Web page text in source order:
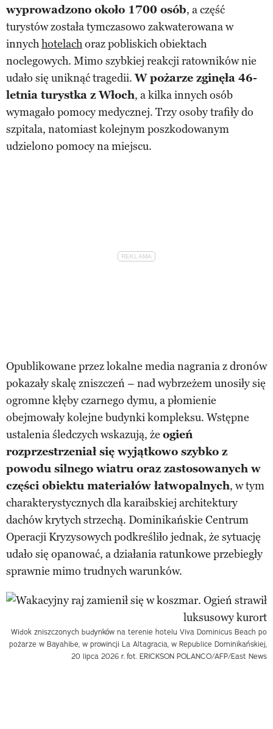
wyprowadzono około 1700 osób, a część
turystów została tymczasowo zakwaterowana w
innychhotelachoraz pobliskich obiektach
noclegowych. Mimo szybkiej reakcji ratowników nie
udało się uniknąć tragedii.W pożarze zginęła 46-
letnia turystka z Włoch, a kilka innych osób
wymagało pomocy medycznej. Trzy osoby trafiły do
szpitala, natomiast kolejnym poszkodowanym
udzielono pomocy na miejscu.
Opublikowane przez lokalne media nagrania z dronów
pokazały skalę zniszczeń – nad wybrzeżem unosiły się
ogromne kłęby czarnego dymu, a płomienie
obejmowały kolejne budynki kompleksu. Wstępne
ustalenia śledczych wskazują, że ogień
rozprzestrzeniał się wyjątkowo szybko z
powodu silnego wiatru oraz zastosowanych w
części obiektu materiałów łatwopalnych, w tym
charakterystycznych dla karaibskiej architektury
dachów krytych strzechą. Dominikańskie Centrum
Operacji Kryzysowych podkreśliło jednak, że sytuację
udało się opanować, a działania ratunkowe przebiegły
sprawnie mimo trudnych warunków.
Widok zniszczonych budynków na terenie hotelu Viva Dominicus Beach po
pożarze w Bayahibe, w prowincji La Altagracia, w Republice Dominikańskiej,
20 lipca 2026 r. fot. ERICKSON POLANCO/AFP/East News